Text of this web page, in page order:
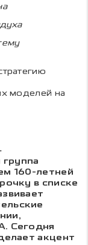
моделей на
160-летней
в списке
Сегодня
акцент